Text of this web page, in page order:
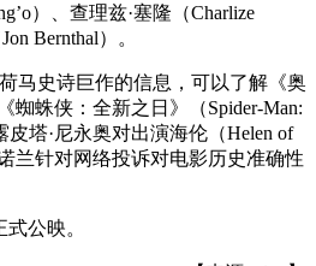
）、查理兹·塞隆（Charlize
Bernthal）。
马史诗巨作的信息，可以了解《奥
蜘蛛侠：全新之日》（Spider-Man:
皮塔·尼永奥对出演海伦（Helen of
兰针对网络投诉对电影历史准确性
公映。